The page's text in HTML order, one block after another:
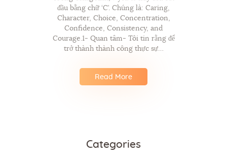
đầu bằng chữ ‘C’. Chúng là: Caring,
Character, Choice, Concentration,
Confidence, Consistency, and
Courage.1- Quan tâm- Tôi tin rằng để
trở thành thành công thực sự…
Read More
Categories